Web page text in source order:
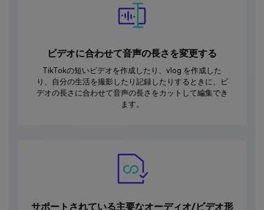
ビデオに合わせて音声の長さを変更する
TikTokの短いビデオを作成したり、vlog を作成した
り、自分の生活を撮影したり記録したりするときに、ビ
デオの長さに合わせて音声の長さをカットして編集でき
ます。
サポートされている主要なオーディオ/ビデオ形